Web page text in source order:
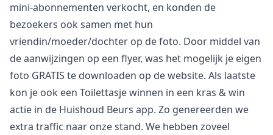
mini-abonnementen verkocht, en konden de
bezoekers ook samen met hun
vriendin/moeder/dochter op de foto. Door middel van
de aanwijzingen op een flyer, was het mogelijk je eigen
foto GRATIS te downloaden op de website. Als laatste
kon je ook een Toilettasje winnen in een kras & win
actie in de Huishoud Beurs app. Zo genereerden we
extra traffic naar onze stand. We hebben zoveel